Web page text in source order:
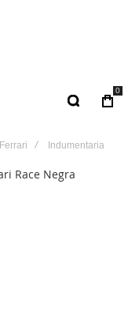
0
Ferrari
Indumentaria